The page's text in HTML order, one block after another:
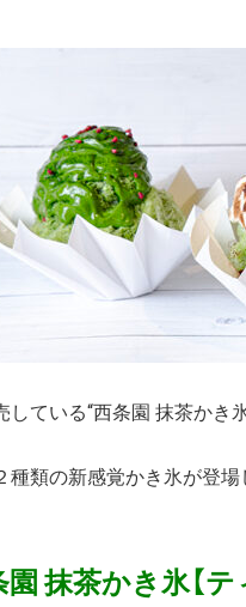
ている“西条園 抹茶かき氷
種類の新感覚かき氷が登場
抹茶かき氷【テ